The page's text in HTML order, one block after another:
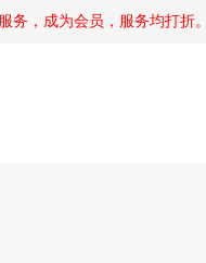
务，成为会员，服务均打折。